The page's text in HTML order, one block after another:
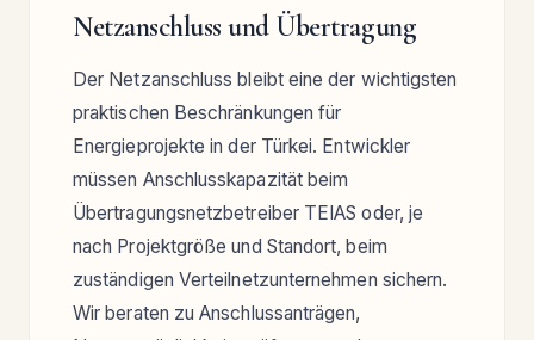
Netzanschluss und Übertragung
Der Netzanschluss bleibt eine der wichtigsten
praktischen Beschränkungen für
Energieprojekte in der Türkei. Entwickler
müssen Anschlusskapazität beim
Übertragungsnetzbetreiber TEIAS oder, je
nach Projektgröße und Standort, beim
zuständigen Verteilnetzunternehmen sichern.
Wir beraten zu Anschlussanträgen,